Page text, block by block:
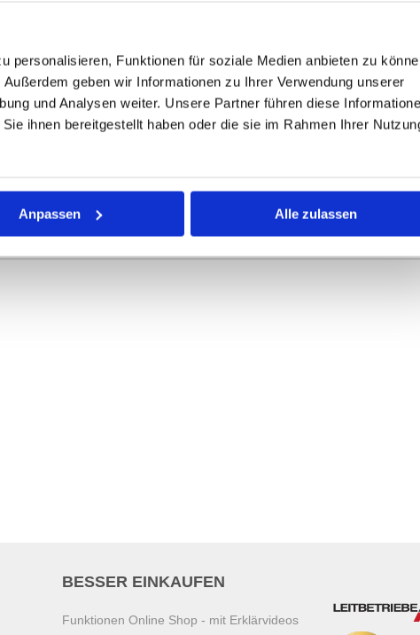
personalisieren, Funktionen für soziale Medien anbieten zu
geben wir Informationen zu Ihrer Verwendung unserer
und Analysen weiter. Unsere Partner führen diese
ihnen bereitgestellt haben oder die sie im Rahmen Ihrer
Anpassen Alle zulassen
Querschnitt für die unterschiedlichsten Anwendungsfälle in
BESSER EINKAUFEN
Funktionen Online Shop - mit Erklärvideos